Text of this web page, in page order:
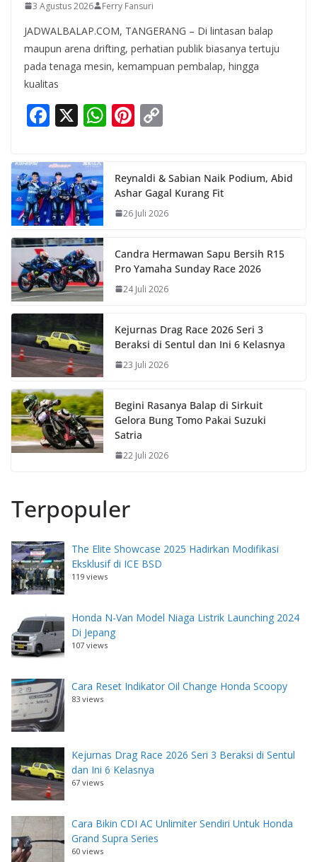
3 Agustus 2026 Ferry Fansuri
JADWALBALAP.COM, TANGERANG – Di lintasan balap
maupun arena drifting, perhatian publik biasanya tertuju
pada tenaga mesin, kemampuan pembalap, hingga
kualitas
F
e
b
o
o
k
X W
s
A
p
Pi
e
st
y
Li
k
Reynaldi & Sabian Naik Podium, Abid
Ashar Gagal Kurang Fit
26 Juli 2026
Candra Hermawan Sapu Bersih R15
Pro Yamaha Sunday Race 2026
24 Juli 2026
Kejurnas Drag Race 2026 Seri 3
Beraksi di Sentul dan Ini 6 Kelasnya
23 Juli 2026
Begini Rasanya Balap di Sirkuit
Gelora Bung Tomo Pakai Suzuki
Satria
22 Juli 2026
Terpopuler
The Elite Showcase 2025 Hadirkan Modifikasi
Eksklusif di ICE BSD
119 views
Honda N-Van Model Niaga Listrik Launching 2024
Di Jepang
107 views
Cara Reset Indikator Oil Change Honda Scoopy
83 views
Kejurnas Drag Race 2026 Seri 3 Beraksi di Sentul
dan Ini 6 Kelasnya
67 views
Cara Bikin CDI AC Unlimiter Sendiri Untuk Honda
Grand Supra Series
60 views